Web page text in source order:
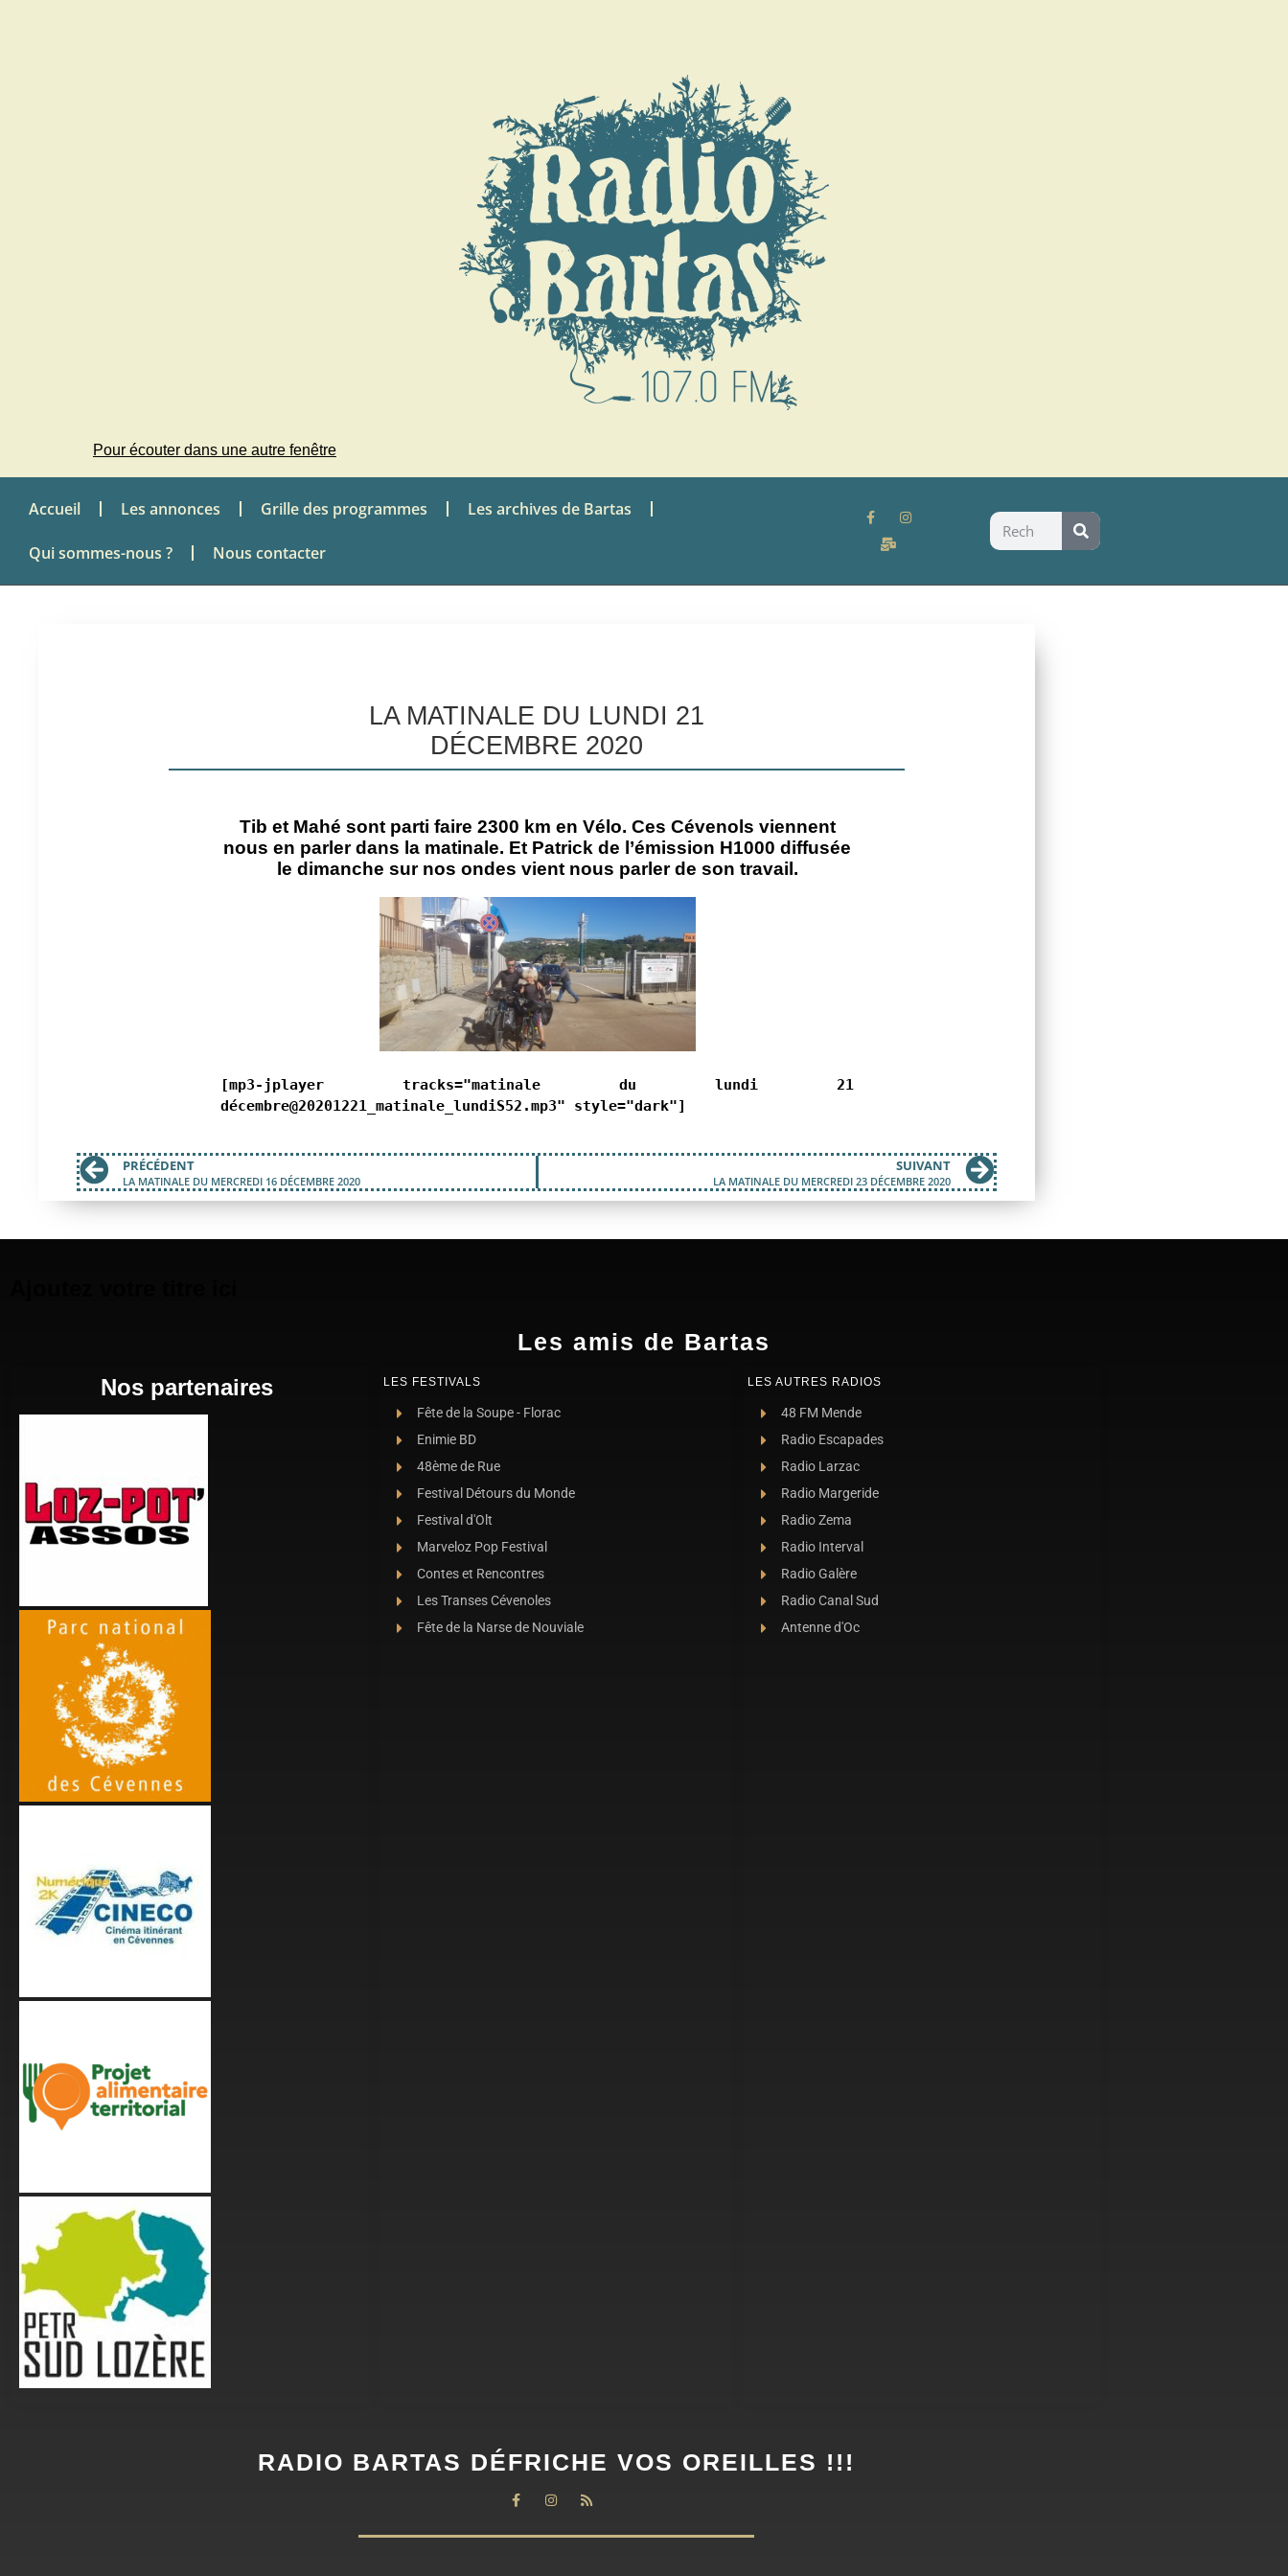
Pour écouter dans une autre fenêtre
Accueil Les annonces Grille des programmes Les archives de Bartas
Qui sommes-nous ? Nous contacter
LA MATINALE DU LUNDI 21
DÉCEMBRE 2020
Tib et Mahé sont parti faire 2300 km en Vélo. Ces Cévenols viennent
nous en parler dans la matinale. Et Patrick de l’émission H1000 diffusée
le dimanche sur nos ondes vient nous parler de son travail.
[mp3-jplayer tracks="matinale du lundi 21
décembre@20201221_matinale_lundiS52.mp3" style="dark"]
PRÉCÉDENT
LA MATINALE DU MERCREDI 16 DÉCEMBRE 2020
SUIVANT
LA MATINALE DU MERCREDI 23 DÉCEMBRE 2020
Les amis de Bartas
Nos partenaires LES FESTIVALS
Fête de la Soupe - Florac
Enimie BD
48ème de Rue
Festival Détours du Monde
Festival d'Olt
Marveloz Pop Festival
Contes et Rencontres
Les Transes Cévenoles
Fête de la Narse de Nouviale
LES AUTRES RADIOS
48 FM Mende
Radio Escapades
Radio Larzac
Radio Margeride
Radio Zema
Radio Interval
Radio Galère
Radio Canal Sud
Antenne d'Oc
RADIO BARTAS DÉFRICHE VOS OREILLES !!!